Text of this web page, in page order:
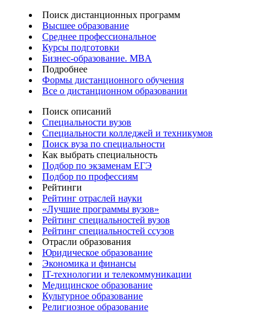
Поиск дистанционных программ
Высшее образование
Среднее профессиональное
Курсы подготовки
Бизнес-образование. MBA
Подробнее
Формы дистанционного обучения
Все о дистанционном образовании
Поиск описаний
Специальности вузов
Специальности колледжей и техникумов
Поиск вуза по специальности
Как выбрать специальность
Подбор по экзаменам ЕГЭ
Подбор по профессиям
Рейтинги
Рейтинг отраслей науки
«Лучшие программы вузов»
Рейтинг специальностей вузов
Рейтинг специальностей ссузов
Отрасли образования
Юридическое образование
Экономика и финансы
IT-технологии и телекоммуникации
Медицинское образование
Культурное образование
Религиозное образование